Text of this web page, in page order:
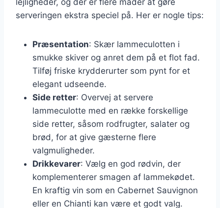
serveringen ekstra speciel på. Her er nogle tips:
Præsentation: Skær lammeculotten i
smukke skiver og anret dem på et flot fad.
Tilføj friske krydderurter som pynt for et
elegant udseende.
Side retter: Overvej at servere
lammeculotte med en række forskellige
side retter, såsom rodfrugter, salater og
brød, for at give gæsterne flere
valgmuligheder.
Drikkevarer: Vælg en god rødvin, der
komplementerer smagen af lammekødet.
En kraftig vin som en Cabernet Sauvignon
eller en Chianti kan være et godt valg.